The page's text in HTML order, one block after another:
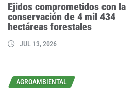
Ejidos comprometidos con la
conservación de 4 mil 434
hectáreas forestales
JUL 13, 2026
AGROAMBIENTAL